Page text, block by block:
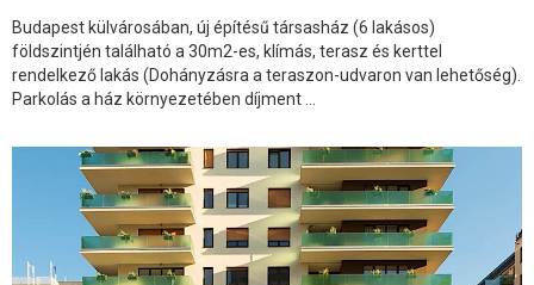
Budapest külvárosában, új építésű társasház (6 lakásos)
földszintjén található a 30m2-es, klímás, terasz és kerttel
rendelkező lakás (Dohányzásra a teraszon-udvaron van lehetőség).
Parkolás a ház környezetében díjment ...